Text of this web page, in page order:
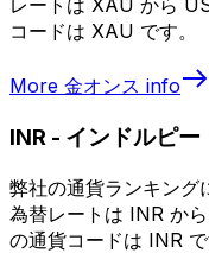
レートは XAU から
コードは XAU です。
More 金オンス info
INR - インドルピー
弊社の通貨ランキング
為替レートは INR か
の通貨コードは INR で